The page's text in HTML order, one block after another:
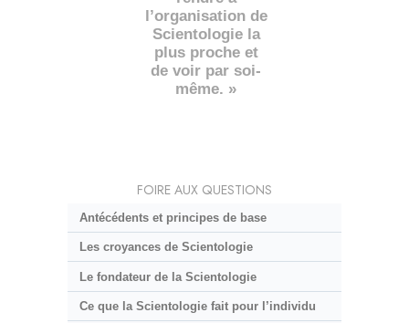
l’organisation de
Scientologie la
plus proche et
de voir par soi-
même. »
FOIRE AUX QUESTIONS
Antécédents et principes de base
Les croyances de Scientologie
Le fondateur de la Scientologie
Ce que la Scientologie fait pour l’individu